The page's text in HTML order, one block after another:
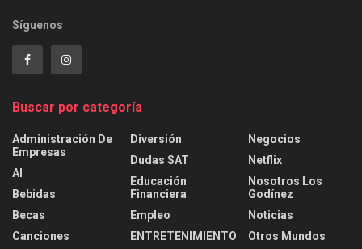
Síguenos
Buscar por categoría
Administración De
Empresas
AI
Bebidas
Becas
Canciones
Diversión
Dudas SAT
Educación
Financiera
Empleo
ENTRETENIMIENTO
Negocios
Netflix
Nosotros Los
Godínez
Noticias
Otros Mundos